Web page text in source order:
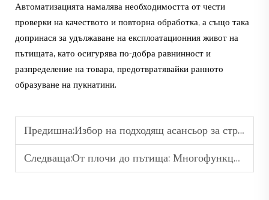
Автоматизацията намалява необходимостта от чести
проверки на качеството и повторна обработка, а също така
допринася за удължаване на експлоатационния живот на
пътищата, като осигурява по-добра равнинност и
разпределение на товара, предотвратявайки ранното
образуване на пукнатини.
Предишна:Избор на подходящ асансьор за строителни цели според размера на проекта ви
Следваща:От плочи до пътища: Многофункционалните приложения на роботите за бетонно асфалтиране